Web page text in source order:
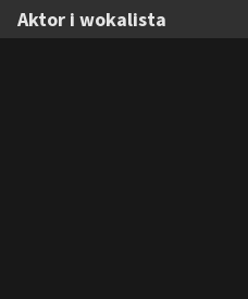
Aktor i wokalista